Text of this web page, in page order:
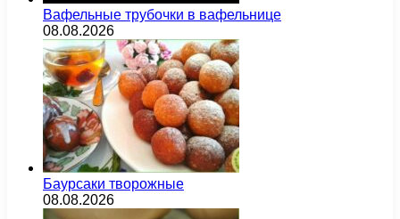
Вафельные трубочки в вафельнице
08.08.2026
Баурсаки творожные
08.08.2026